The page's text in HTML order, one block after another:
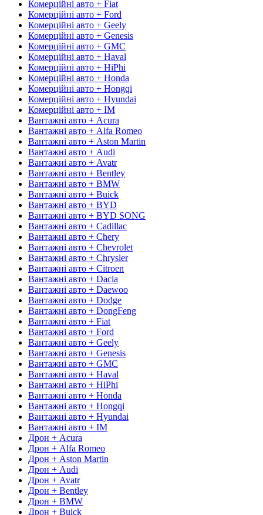
Комерційні авто + Fiat
Комерційні авто + Ford
Комерційні авто + Geely
Комерційні авто + Genesis
Комерційні авто + GMC
Комерційні авто + Haval
Комерційні авто + HiPhi
Комерційні авто + Honda
Комерційні авто + Hongqi
Комерційні авто + Hyundai
Комерційні авто + IM
Вантажні авто + Acura
Вантажні авто + Alfa Romeo
Вантажні авто + Aston Martin
Вантажні авто + Audi
Вантажні авто + Avatr
Вантажні авто + Bentley
Вантажні авто + BMW
Вантажні авто + Buick
Вантажні авто + BYD
Вантажні авто + BYD SONG
Вантажні авто + Cadillac
Вантажні авто + Chery
Вантажні авто + Chevrolet
Вантажні авто + Chrysler
Вантажні авто + Citroen
Вантажні авто + Dacia
Вантажні авто + Daewoo
Вантажні авто + Dodge
Вантажні авто + DongFeng
Вантажні авто + Fiat
Вантажні авто + Ford
Вантажні авто + Geely
Вантажні авто + Genesis
Вантажні авто + GMC
Вантажні авто + Haval
Вантажні авто + HiPhi
Вантажні авто + Honda
Вантажні авто + Hongqi
Вантажні авто + Hyundai
Вантажні авто + IM
Дрон + Acura
Дрон + Alfa Romeo
Дрон + Aston Martin
Дрон + Audi
Дрон + Avatr
Дрон + Bentley
Дрон + BMW
Дрон + Buick